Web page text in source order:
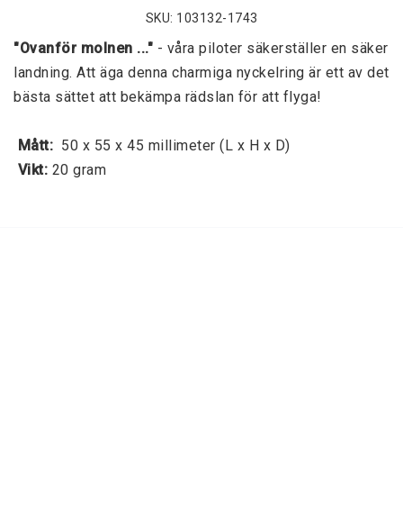
SKU: 103132-1743
"Ovanför molnen ..." - våra piloter säkerställer en säker
landning. Att äga denna charmiga nyckelring är ett av det
bästa sättet att bekämpa rädslan för att flyga!
Mått: 50 x 55 x 45 millimeter (L x H x D)
Vikt: 20 gram